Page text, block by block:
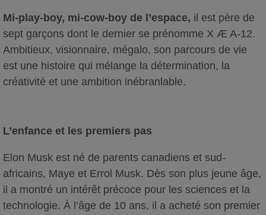
Mi-play-boy, mi-cow-boy de l’espace, il est père de
sept garçons dont le dernier se prénomme X Æ A-12.
Ambitieux, visionnaire, mégalo, son parcours de vie
est une histoire qui mélange la détermination, la
créativité et une ambition inébranlable.
L’enfance et les premiers pas
Elon Musk est né de parents canadiens et sud-
africains, Maye et Errol Musk. Dès son plus jeune âge,
il a montré un intérêt précoce pour les sciences et la
technologie. À l’âge de 10 ans, il a acheté son premier